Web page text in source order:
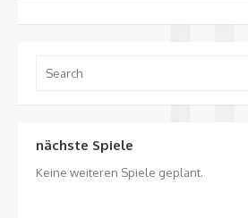
for:
nächste Spiele
Keine weiteren Spiele geplant.